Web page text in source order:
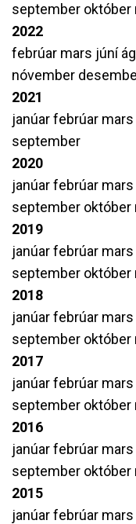
september október
2022
febrúar mars júní
nóvember
2021
janúarfebrúar mars
september
2020
janúarfebrúar mars
september október
2019
janúarfebrúar mars
september október
2018
janúarfebrúar mars
september október
2017
janúarfebrúar mars
september október
2016
janúarfebrúar mars
september október
2015
janúarfebrúar mars